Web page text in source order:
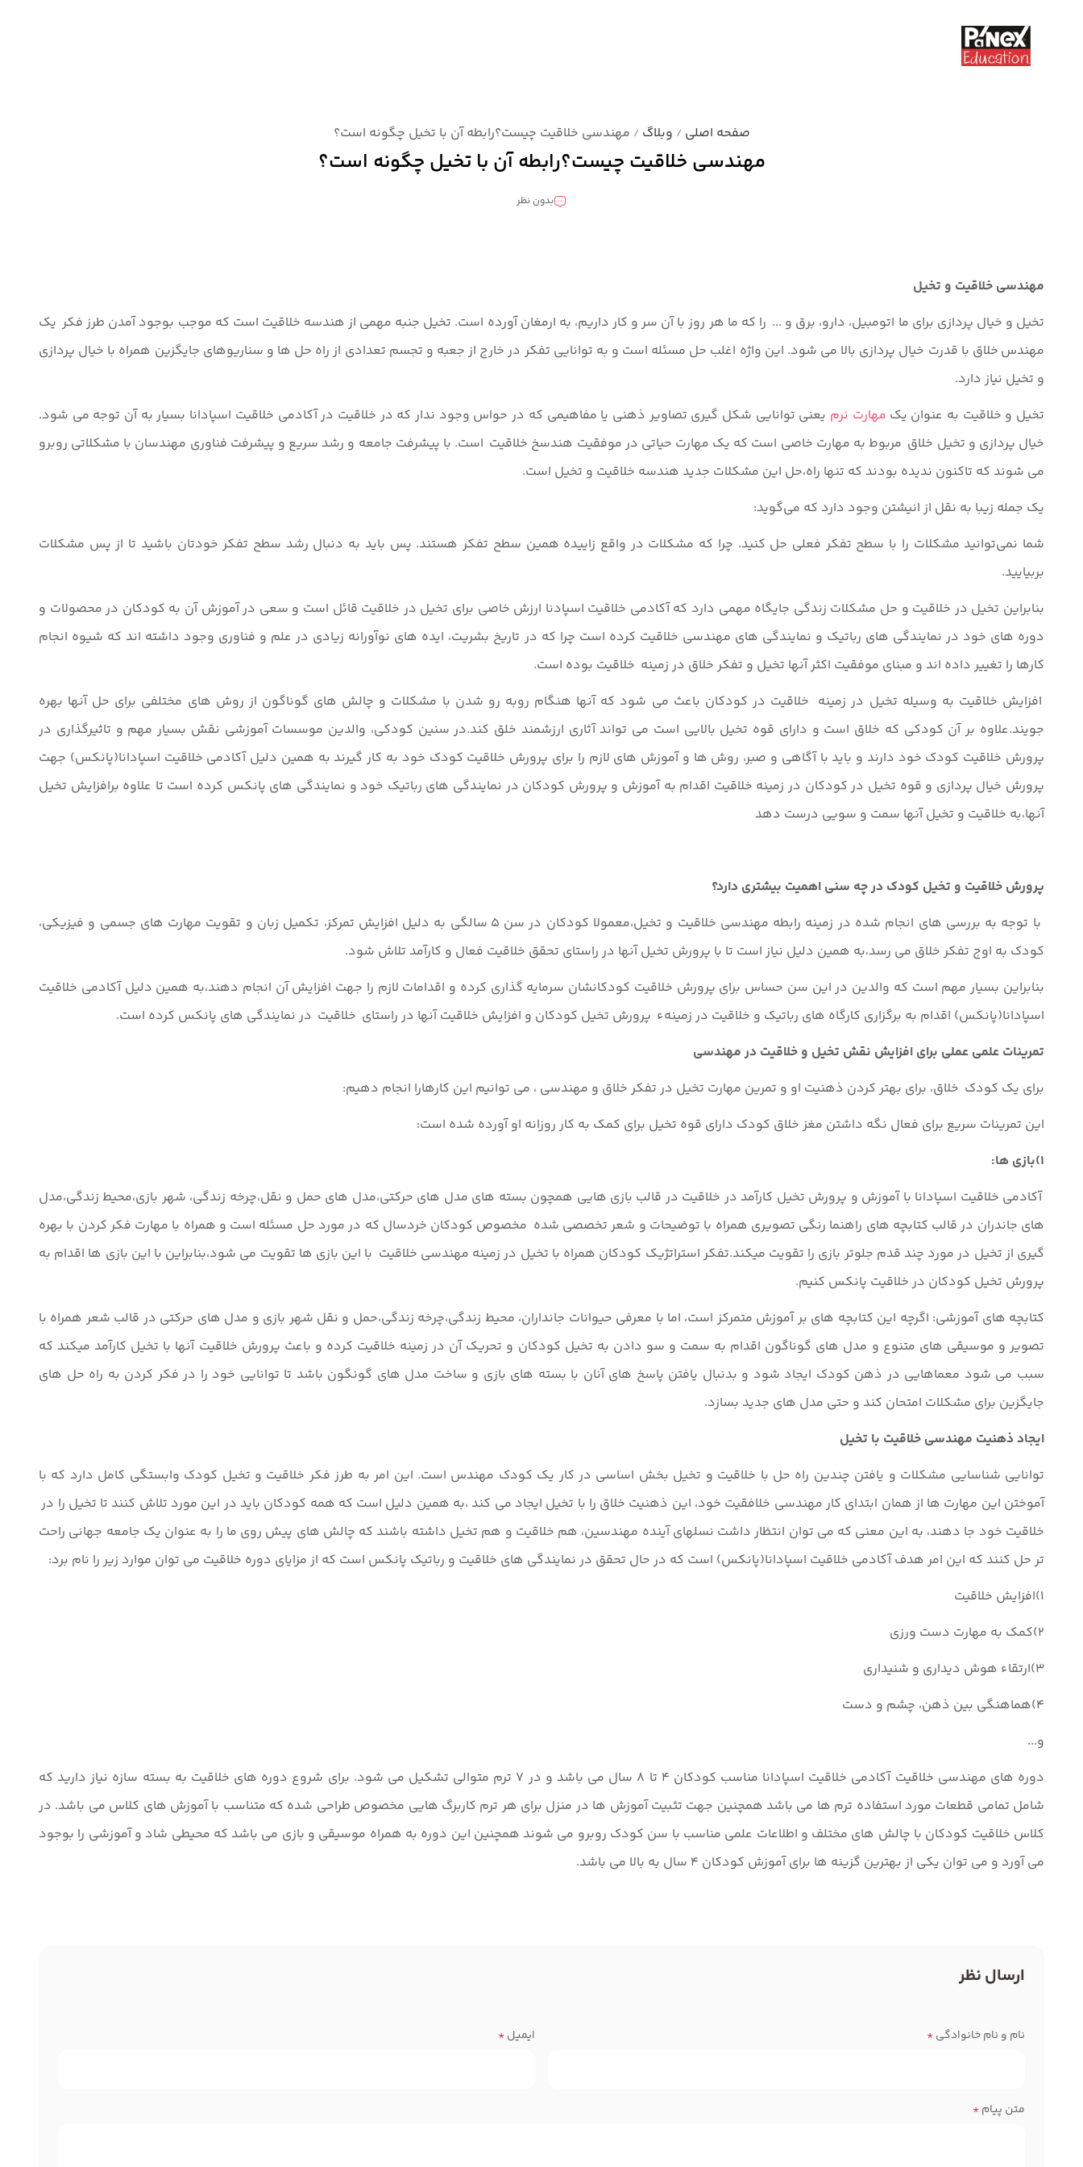
صفحه اصلی / وبلاگ / مهندسی خلاقیت چیست؟رابطه آن با تخیل چگونه است؟
مهندسی خلاقیت چیست؟رابطه آن با تخیل چگونه است؟
بدون نظر
مهندسی خلاقیت و تخیل
تخیل و خیال پردازی برای ما اتومبیل، دارو، برق و ... را که ما هر روز با آن سر و کار داریم، به ارمغان آورده است. تخیل جنبه مهمی از هندسه خلاقیت است که موجب بوجود آمدن طرز فکر یک
مهندس خلاق با قدرت خیال پردازی بالا می شود. این واژه اغلب حل مسئله است و به توانایی تفکر در خارج از جعبه و تجسم تعدادی از راه حل ها و سناریوهای جایگزین همراه با خیال پردازی
و تخیل نیاز دارد.
تخیل و خلاقیت به عنوان یک مهارت نرم یعنی توانایی شکل گیری تصاویر ذهنی یا مفاهیمی که در حواس وجود ندار که در خلاقیت در آکادمی خلاقیت اسپادانا بسیار به آن توجه می شود.
خیال پردازی و تخیل خلاق مربوط به مهارت خاصی است که یک مهارت حیاتی در موفقیت هندسخ خلاقیت است. با پیشرفت جامعه و رشد سریع و پیشرفت فناوری مهندسان با مشکلاتی روبرو
می شوند که تاکنون ندیده بودند که تنها راه،حل این مشکلات جدید هندسه خلاقیت و تخیل است.
یک جمله زیبا به نقل از انیشتن وجود دارد که می‌گوید:
شما نمی‌توانید مشکلات را با سطح تفکر فعلی حل کنید. چرا که مشکلات در واقع زاییده همین سطح تفکر هستند. پس باید به دنبال رشد سطح تفکر خودتان باشید تا از پس مشکلات
بربیایید.
بنابراین تخیل در خلاقیت و حل مشکلات زندگی جایگاه مهمی دارد که آکادمی خلاقیت اسپادنا ارزش خاصی برای تخیل در خلاقیت قائل است و سعی در آموزش آن به کودکان در محصولات و
دوره های خود در نمایندگی های رباتیک و نمایندگی های مهندسی خلاقیت کرده است چرا که در تاریخ بشریت، ایده های نوآورانه زیادی در علم و فناوری وجود داشته اند که شیوه انجام
کارها را تغییر داده اند و مبنای موفقیت اکثر آنها تخیل و تفکر خلاق در زمینه خلاقیت بوده است.
افزایش خلاقیت به وسیله تخیل در زمینه خلاقیت در کودکان باعث می شود که آنها هنگام روبه رو شدن با مشکلات و چالش های گوناگون از روش های مختلفی برای حل آنها بهره
جویند.علاوه بر آن کودکی که خلاق است و دارای قوه تخیل بالایی است می تواند آثاری ارزشمند خلق کند.در سنین کودکی، والدین موسسات آموزشی نقش بسیار مهم و تاثیرگذاری در
پرورش خلاقیت کودک خود دارند و باید با آگاهی و صبر، روش ها و آموزش های لازم را برای پرورش خلاقیت کودک خود به کار گیرند به همین دلیل آکادمی خلاقیت اسپادانا(پانکس) جهت
پرورش خیال پردازی و قوه تخیل در کودکان در زمینه خلاقیت اقدام به آموزش و پرورش کودکان در نمایندگی های رباتیک خود و نمایندگی های پانکس کرده است تا علاوه برافزایش تخیل
آنها،به خلاقیت و تخیل آنها سمت و سویی درست دهد
پرورش خلاقیت و تخیل کودک در چه سنی اهمیت بیشتری دارد؟
با توجه به بررسی های انجام شده در زمینه رابطه مهندسی خلاقیت و تخیل،معمولا کودکان در سن 5 سالگی به دلیل افزایش تمرکز، تکمیل زبان و تقویت مهارت های جسمی و فیزیکی،
کودک به اوج تفکر خلاق می رسد،به همین دلیل نیاز است تا با پرورش تخیل آنها در راستای تحقق خلاقیت فعال و کارآمد تلاش شود.
بنابراین بسیار مهم است که والدین در این سن حساس برای پرورش خلاقیت کودکانشان سرمایه گذاری کرده و اقدامات لازم را جهت افزایش آن انجام دهند،به همین دلیل آکادمی خلاقیت
اسپادانا(پانکس) اقدام به برگزاری کارگاه های رباتیک و خلاقیت در زمینهء پرورش تخیل کودکان و افزایش خلاقیت آنها در راستای خلاقیت در نمایندگی های پانکس کرده است.
تمرینات علمی عملی برای افزایش نقش تخیل و خلاقیت در مهندسی
برای یک کودک خلاق، برای بهتر کردن ذهنیت او و تمرین مهارت تخیل در تفکر خلاق و مهندسی ، می توانیم این کارهارا انجام دهیم:
این تمرینات سریع برای فعال نگه داشتن مغز خلاق کودک دارای قوه تخیل برای کمک به کار روزانه او آورده شده است:
1)بازی ها:
آکادمی خلاقیت اسپادانا با آموزش و پرورش تخیل کارآمد در خلاقیت در قالب بازی هایی همچون بسته های مدل های حرکتی،مدل های حمل و نقل،چرخه زندگی، شهر بازی،محیط زندگی،مدل
های جاندران در قالب کتابچه های راهنما رنگی تصویری همراه با توضیحات و شعر تخصصی شده مخصوص کودکان خردسال که در مورد حل مسئله است و همراه با مهارت فکر کردن با بهره
گیری از تخیل در مورد چند قدم جلوتر بازی را تقویت میکند.تفکر استراتژیک کودکان همراه با تخیل در زمینه مهندسی خلاقیت با این بازی ها تقویت می شود،بنابراین با این بازی ها اقدام به
پرورش تخیل کودکان در خلاقیت پانکس کنیم.
کتابچه های آموزشی: اگرچه این کتابچه های بر آموزش متمرکز است، اما با معرفی حیوانات جانداران، محیط زندگی،چرخه زندگی،حمل و نقل شهر بازی و مدل های حرکتی در قالب شعر همراه با
تصویر و موسیقی های متنوع و مدل های گوناگون اقدام به سمت و سو دادن به تخیل کودکان و تحریک آن در زمینه خلاقیت کرده و باعث پرورش خلاقیت آنها با تخیل کارآمد میکند که
سبب می شود معماهایی در ذهن کودک ایجاد شود و بدنبال یافتن پاسخ های آنان با بسته های بازی و ساخت مدل های گونگون باشد تا توانایی خود را در فکر کردن به راه حل های
جایگزین برای مشکلات امتحان کند و حتی مدل های جدید بسازد.
ایجاد ذهنیت مهندسی خلاقیت با تخیل
توانایی شناسایی مشکلات و یافتن چندین راه حل با خلاقیت و تخیل بخش اساسی در کار یک کودک مهندس است. این امر به طرز فکر خلاقیت و تخیل کودک وابستگی کامل دارد که با
آموختن این مهارت ها از همان ابتدای کار مهندسی خلافقیت خود، این ذهنیت خلاق را با تخیل ایجاد می کند ،به همین دلیل است که همه کودکان باید در این مورد تلاش کنند تا تخیل را در
خلاقیت خود جا دهند، به این معنی که می توان انتظار داشت نسلهای آینده مهندسین، هم خلاقیت و هم تخیل داشته باشند که چالش های پیش روی ما را به عنوان یک جامعه جهانی راحت
تر حل کنند که این امر هدف آکادمی خلاقیت اسپادانا(پانکس) است که در حال تحقق در نمایندگی های خلاقیت و رباتیک پانکس است که از مزایای دوره خلاقیت می توان موارد زیر را نام برد:
1)افزایش خلاقیت
2)کمک به مهارت دست ورزی
3)ارتقاء هوش دیداری و شنیداری
4)هماهنگی بین ذهن، چشم و دست
و...
دوره های مهندسی خلاقیت آکادمی خلاقیت اسپادانا مناسب کودکان 4 تا 8 سال می باشد و در 7 ترم متوالی تشکیل می شود. برای شروع دوره های خلاقیت به بسته سازه نیاز دارید که
شامل تمامی قطعات مورد استفاده ترم ها می باشد همچنین جهت تثبیت آموزش ها در منزل برای هر ترم کاربرگ هایی مخصوص طراحی شده که متناسب با آموزش های کلاس می باشد. در
کلاس خلاقیت کودکان با چالش های مختلف و اطلاعات علمی مناسب با سن کودک روبرو می شوند همچنین این دوره به همراه موسیقی و بازی می باشد که محیطی شاد و آموزشی را بوجود
می آورد و می توان یکی از بهترین گزینه ها برای آموزش کودکان 4 سال به بالا می باشد.
ارسال نظر
نام و نام خانوادگی* ایمیل*
متن پیام*